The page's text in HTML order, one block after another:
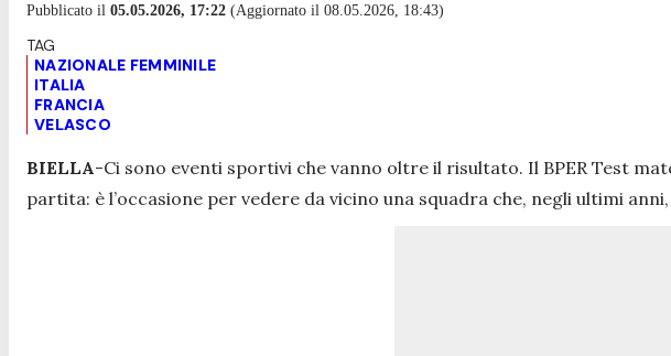
Pubblicato il 05.05.2026, 17:22 (Aggiornato il 08.05.2026, 18:43)
NAZIONALE FEMMINILE
ITALIA
FRANCIA
VELASCO
BIELLA-Ci sono eventi sportivi che vanno oltre il risultato. Il BPER Test
partita: è l’occasione per vedere da vicino una squadra che, negli ultimi